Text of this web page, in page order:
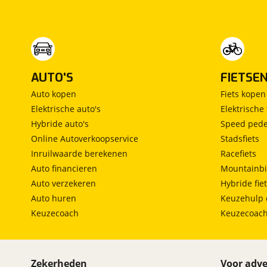
AUTO'S
Auto kopen
Elektrische auto's
Hybride auto's
Online Autoverkoopservice
Inruilwaarde berekenen
Auto financieren
Auto verzekeren
Auto huren
Keuzecoach
FIETSEN
Fiets kopen
Elektrische
Speed
Stadsfiets
Racefiets
Hybride
Keuzehulp
Keuzecoach
Zekerheden Voor